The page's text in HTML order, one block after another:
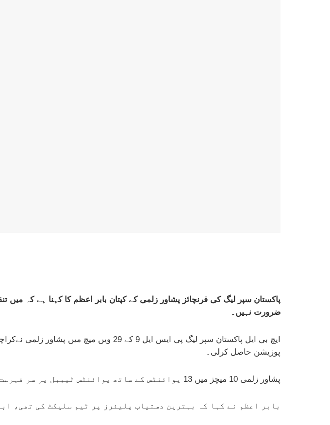
پاکستان سپر لیگ کی فرنچائز پشاور زلمی کے کپتان بابر اعظم کا کہنا ہے کہ میں
ضرورت نہیں۔
پوزیشن حاصل کرلی۔
پشاور زلمی 10 میچز میں 13 پوائنٹس کے ساتھ پوائنٹس ٹیببل پر سر فہرست ہے۔
بابر اعظم نے کہا کہ بہترین دستیاب پلیئرز پر ٹیم سلیکٹ کی تھی،